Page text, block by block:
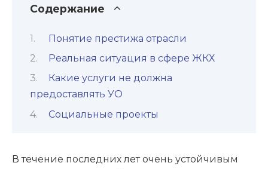
Содержание
Понятие престижа отрасли
Реальная ситуация в сфере ЖКХ
Какие услуги не должна
предоставлять УО
Социальные проекты
В течение последних лет очень устойчивым